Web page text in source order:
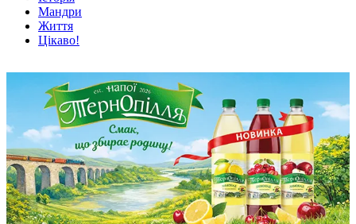
Мандри
Життя
Цікаво!